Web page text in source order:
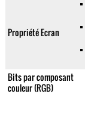
Propriété Ecran
Bits par composant
couleur (RGB)